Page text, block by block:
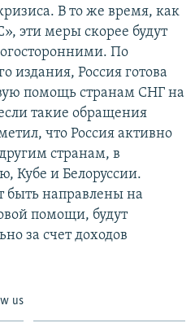
В то же время, как
эти меры скорее будут
По
издания, Россия готова
помощь странам СНГ на
такие обращения
что Россия активно
странам, в
Кубе и Белоруссии.
быть направлены на
помощи, будут
за счет доходов
us